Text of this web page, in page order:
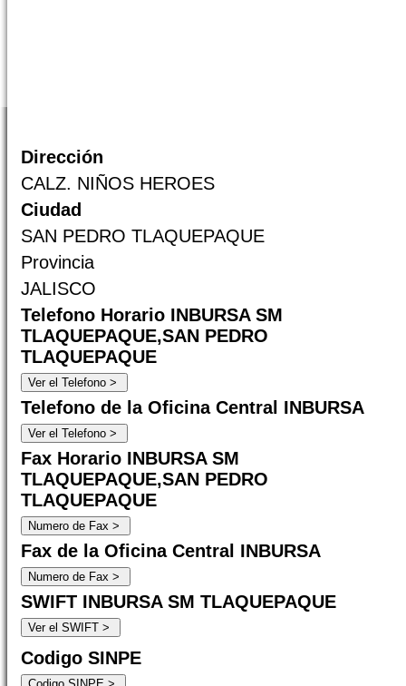
Dirección
CALZ. NIÑOS HEROES
Ciudad
SAN PEDRO TLAQUEPAQUE
Provincia
JALISCO
Telefono Horario INBURSA SM
TLAQUEPAQUE,SAN PEDRO
TLAQUEPAQUE
Telefono de la Oficina Central INBURSA
Fax Horario INBURSA SM
TLAQUEPAQUE,SAN PEDRO
TLAQUEPAQUE
Fax de la Oficina Central INBURSA
SWIFT INBURSA SM TLAQUEPAQUE
Codigo SINPE